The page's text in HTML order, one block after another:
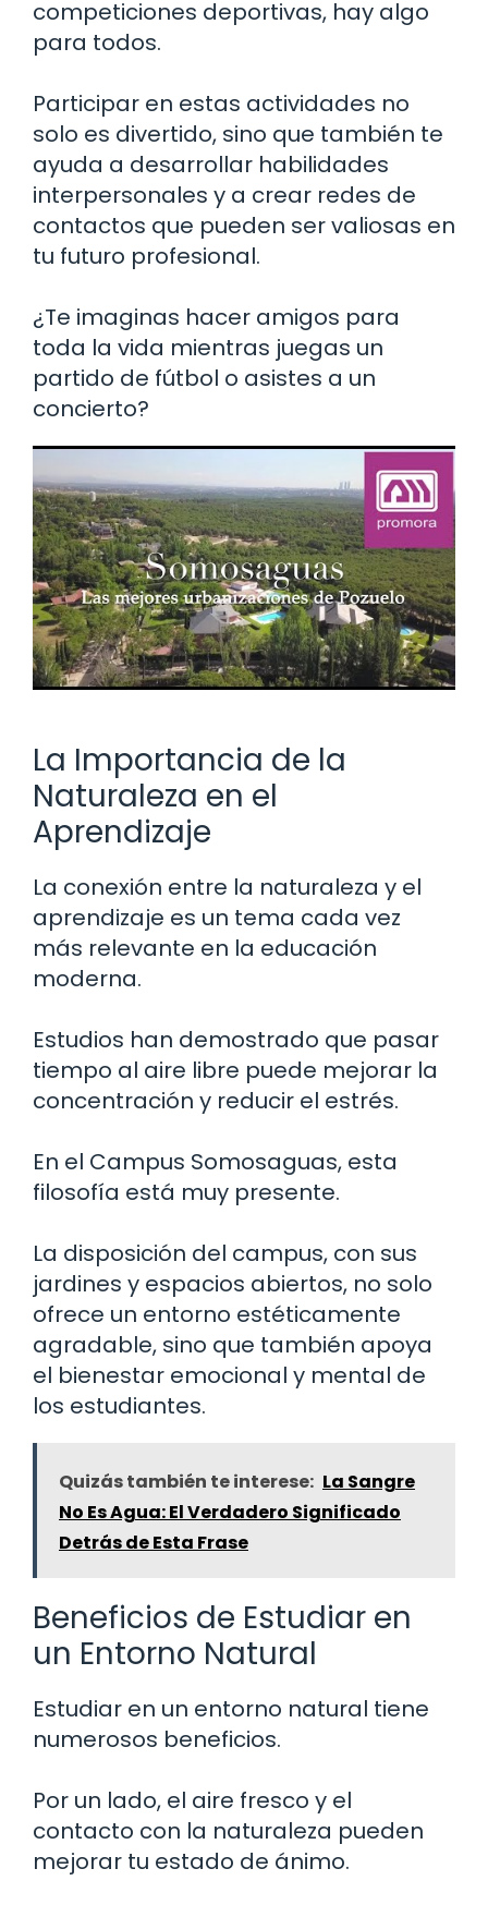
competiciones deportivas, hay algo
para todos.
Participar en estas actividades no
solo es divertido, sino que también te
ayuda a desarrollar habilidades
interpersonales y a crear redes de
contactos que pueden ser valiosas en
tu futuro profesional.
¿Te imaginas hacer amigos para
toda la vida mientras juegas un
partido de fútbol o asistes a un
concierto?
La Importancia de la
Naturaleza en el
Aprendizaje
La conexión entre la naturaleza y el
aprendizaje es un tema cada vez
más relevante en la educación
moderna.
Estudios han demostrado que pasar
tiempo al aire libre puede mejorar la
concentración y reducir el estrés.
En el Campus Somosaguas, esta
filosofía está muy presente.
La disposición del campus, con sus
jardines y espacios abiertos, no solo
ofrece un entorno estéticamente
agradable, sino que también apoya
el bienestar emocional y mental de
los estudiantes.
Quizás también te interese: La Sangre
No Es Agua: El Verdadero Significado
Detrás de Esta Frase
Beneficios de Estudiar en
un Entorno Natural
Estudiar en un entorno natural tiene
numerosos beneficios.
Por un lado, el aire fresco y el
contacto con la naturaleza pueden
mejorar tu estado de ánimo.